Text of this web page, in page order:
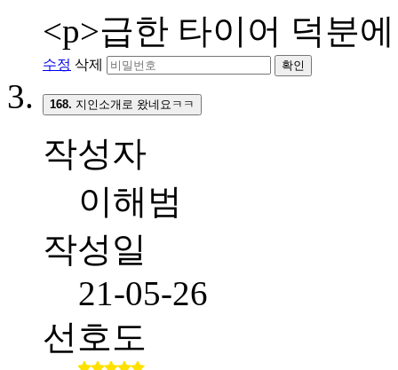
<p>급한 타이어 덕분
수정 삭제 확인
168. 지인소개로 왔네요ㅋㅋ
작성자
이해범
작성일
21-05-26
선호도